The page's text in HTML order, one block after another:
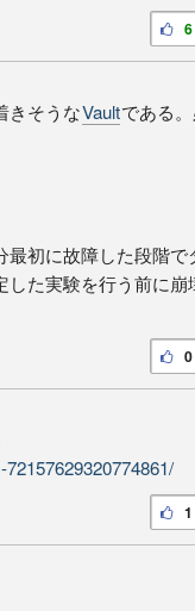
6
きそうなVaultである
最初に故障した段階で
した実験を行う前に崩
0
1